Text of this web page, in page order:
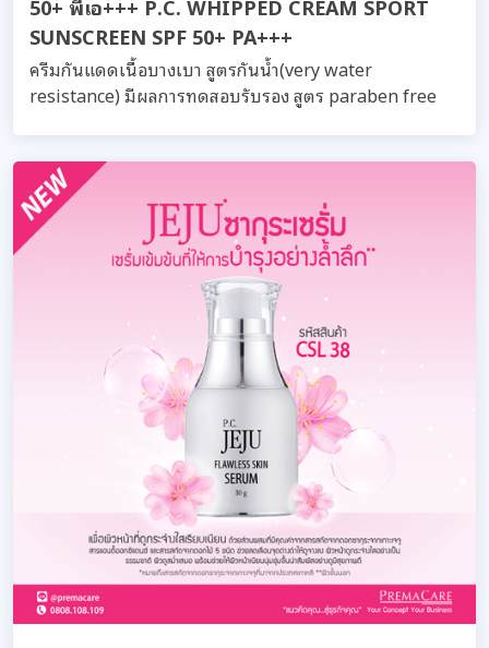
SUNSCREEN SPF 50+ PA+++
ครีมกันแดดเนื้อบางเบา สูตรกันน้ำ(very water
resistance) มีผลการทดสอบรับรอง สูตร paraben free